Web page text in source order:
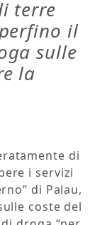
terre
il
sulle
la
di
i servizi
di Palau,
coste del